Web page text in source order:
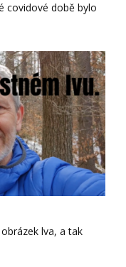
covidové době bylo
lva, a tak